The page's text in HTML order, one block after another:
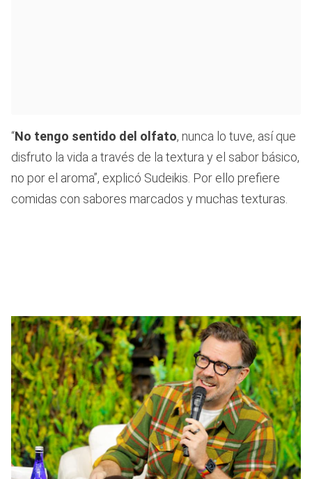
“No tengo sentido del olfato, nunca lo tuve, así que
disfruto la vida a través de la textura y el sabor básico,
no por el aroma”, explicó Sudeikis. Por ello prefiere
comidas con sabores marcados y muchas texturas.